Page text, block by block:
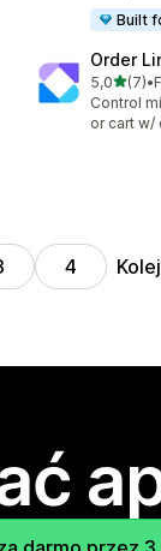
Built
Order
5,0na 5
(7)
Łączna •
Control
or cart w/
4